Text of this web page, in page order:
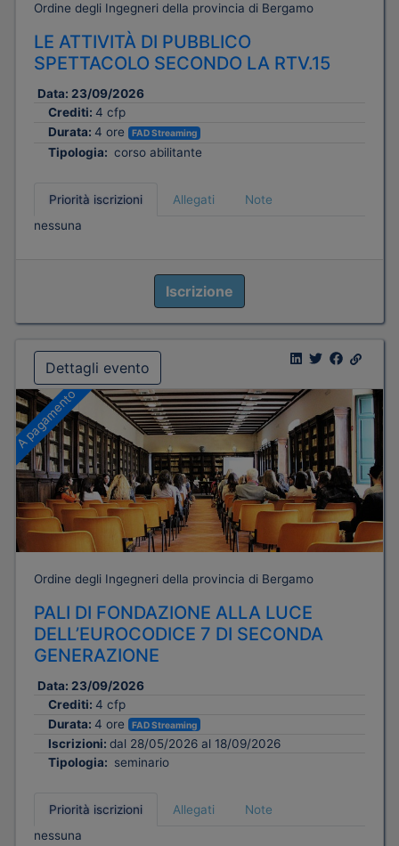
Ordine degli Ingegneri della provincia di Bergamo
LE ATTIVITÀ DI PUBBLICO
SPETTACOLO SECONDO LA RTV.15
Data: 23/09/2026
Crediti: 4 cfp
Durata: 4 ore FAD Streaming
Tipologia: corso abilitante
Priorità iscrizioni Allegati
Note
nessuna
Iscrizione
Dettagli evento
A pagamento
Ordine degli Ingegneri della provincia di Bergamo
PALI DI FONDAZIONE ALLA LUCE
DELL’EUROCODICE 7 DI SECONDA
GENERAZIONE
Data: 23/09/2026
Crediti: 4 cfp
Durata: 4 ore FAD Streaming
Iscrizioni: dal 28/05/2026 al 18/09/2026
Tipologia: seminario
Priorità iscrizioni Allegati
Note
nessuna